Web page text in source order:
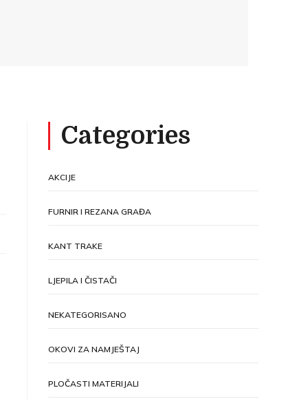
Categories
AKCIJE
FURNIR I REZANA GRAĐA
KANT TRAKE
LJEPILA I ČISTAČI
NEKATEGORISANO
OKOVI ZA NAMJEŠTAJ
PLOČASTI MATERIJALI